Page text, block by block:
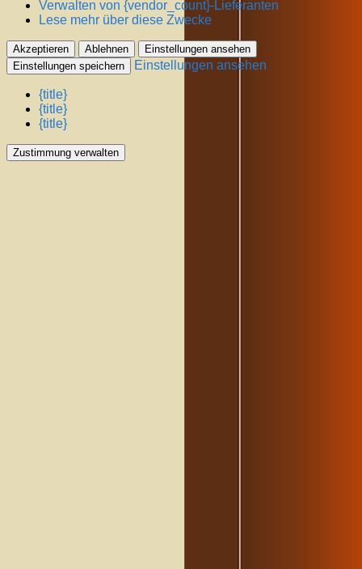
Verwalten von {vendor_count}-Lieferanten
Lese mehr über diese Zwecke
Akzeptieren Ablehnen
Einstellungen ansehen
Einstellungen speichern
Einstellungen ansehen
{title}
{title}
{title}
Zustimmung verwalten